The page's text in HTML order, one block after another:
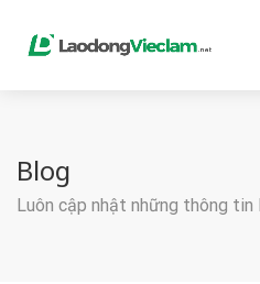
Blog
Luôn cập nhật những thông